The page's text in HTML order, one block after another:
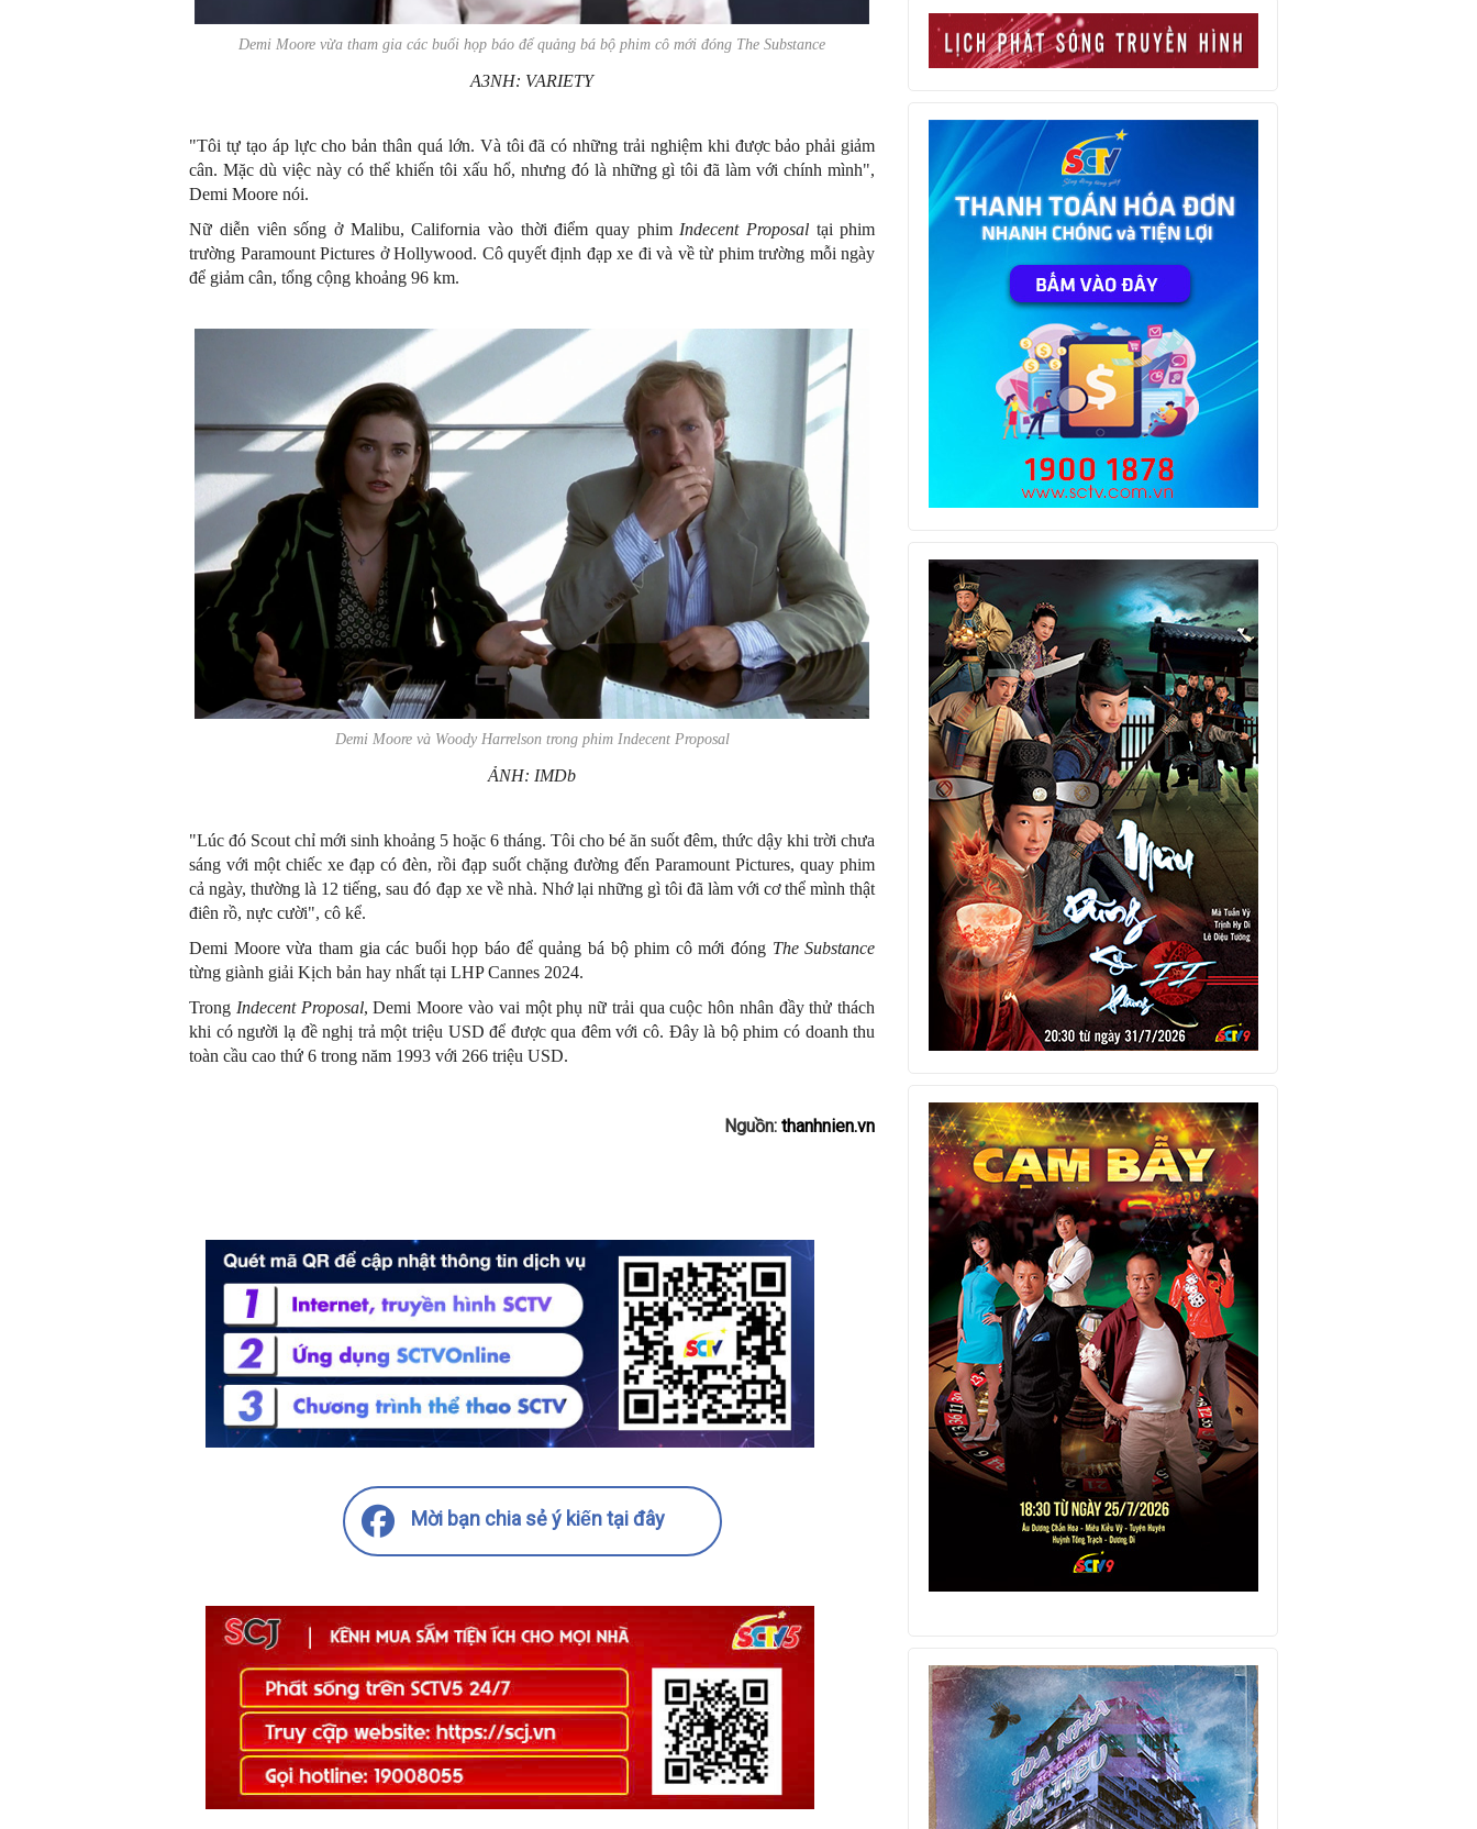
Demi Moore vừa tham gia các buổi họp báo để quảng bá bộ phim cô mới đóng The Substance
A3NH: VARIETY
"Tôi tự tạo áp lực cho bản thân quá lớn. Và tôi đã có những trải nghiệm khi được bảo phải giảm
cân. Mặc dù việc này có thể khiến tôi xấu hổ, nhưng đó là những gì tôi đã làm với chính mình",
Demi Moore nói.
Nữ diễn viên sống ở Malibu, California vào thời điểm quay phim Indecent Proposal tại phim
trường Paramount Pictures ở Hollywood. Cô quyết định đạp xe đi và về từ phim trường mỗi ngày
để giảm cân, tổng cộng khoảng 96 km.
Demi Moore và Woody Harrelson trong phim Indecent Proposal
ẢNH: IMDb
"Lúc đó Scout chỉ mới sinh khoảng 5 hoặc 6 tháng. Tôi cho bé ăn suốt đêm, thức dậy khi trời chưa
sáng với một chiếc xe đạp có đèn, rồi đạp suốt chặng đường đến Paramount Pictures, quay phim
cả ngày, thường là 12 tiếng, sau đó đạp xe về nhà. Nhớ lại những gì tôi đã làm với cơ thể mình thật
điên rồ, nực cười", cô kể.
Demi Moore vừa tham gia các buổi họp báo để quảng bá bộ phim cô mới đóng The Substance
từng giành giải Kịch bản hay nhất tại LHP Cannes 2024.
Trong Indecent Proposal, Demi Moore vào vai một phụ nữ trải qua cuộc hôn nhân đầy thử thách
khi có người lạ đề nghị trả một triệu USD để được qua đêm với cô. Đây là bộ phim có doanh thu
toàn cầu cao thứ 6 trong năm 1993 với 266 triệu USD.
Nguồn:thanhnien.vn
Mời bạn chia sẻ ý kiến tại đây